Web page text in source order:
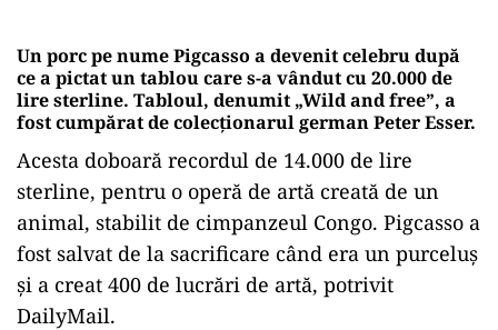
Un porc pe nume Pigcasso a devenit celebru după
ce a pictat un tablou care s-a vândut cu 20.000 de
lire sterline. Tabloul, denumit „Wild and free”, a
fost cumpărat de colecţionarul german Peter Esser.
Acesta doboară recordul de 14.000 de lire
sterline, pentru o operă de artă creată de un
animal, stabilit de cimpanzeul Congo. Pigcasso a
fost salvat de la sacrificare când era un purceluş
şi a creat 400 de lucrări de artă, potrivit
DailyMail.